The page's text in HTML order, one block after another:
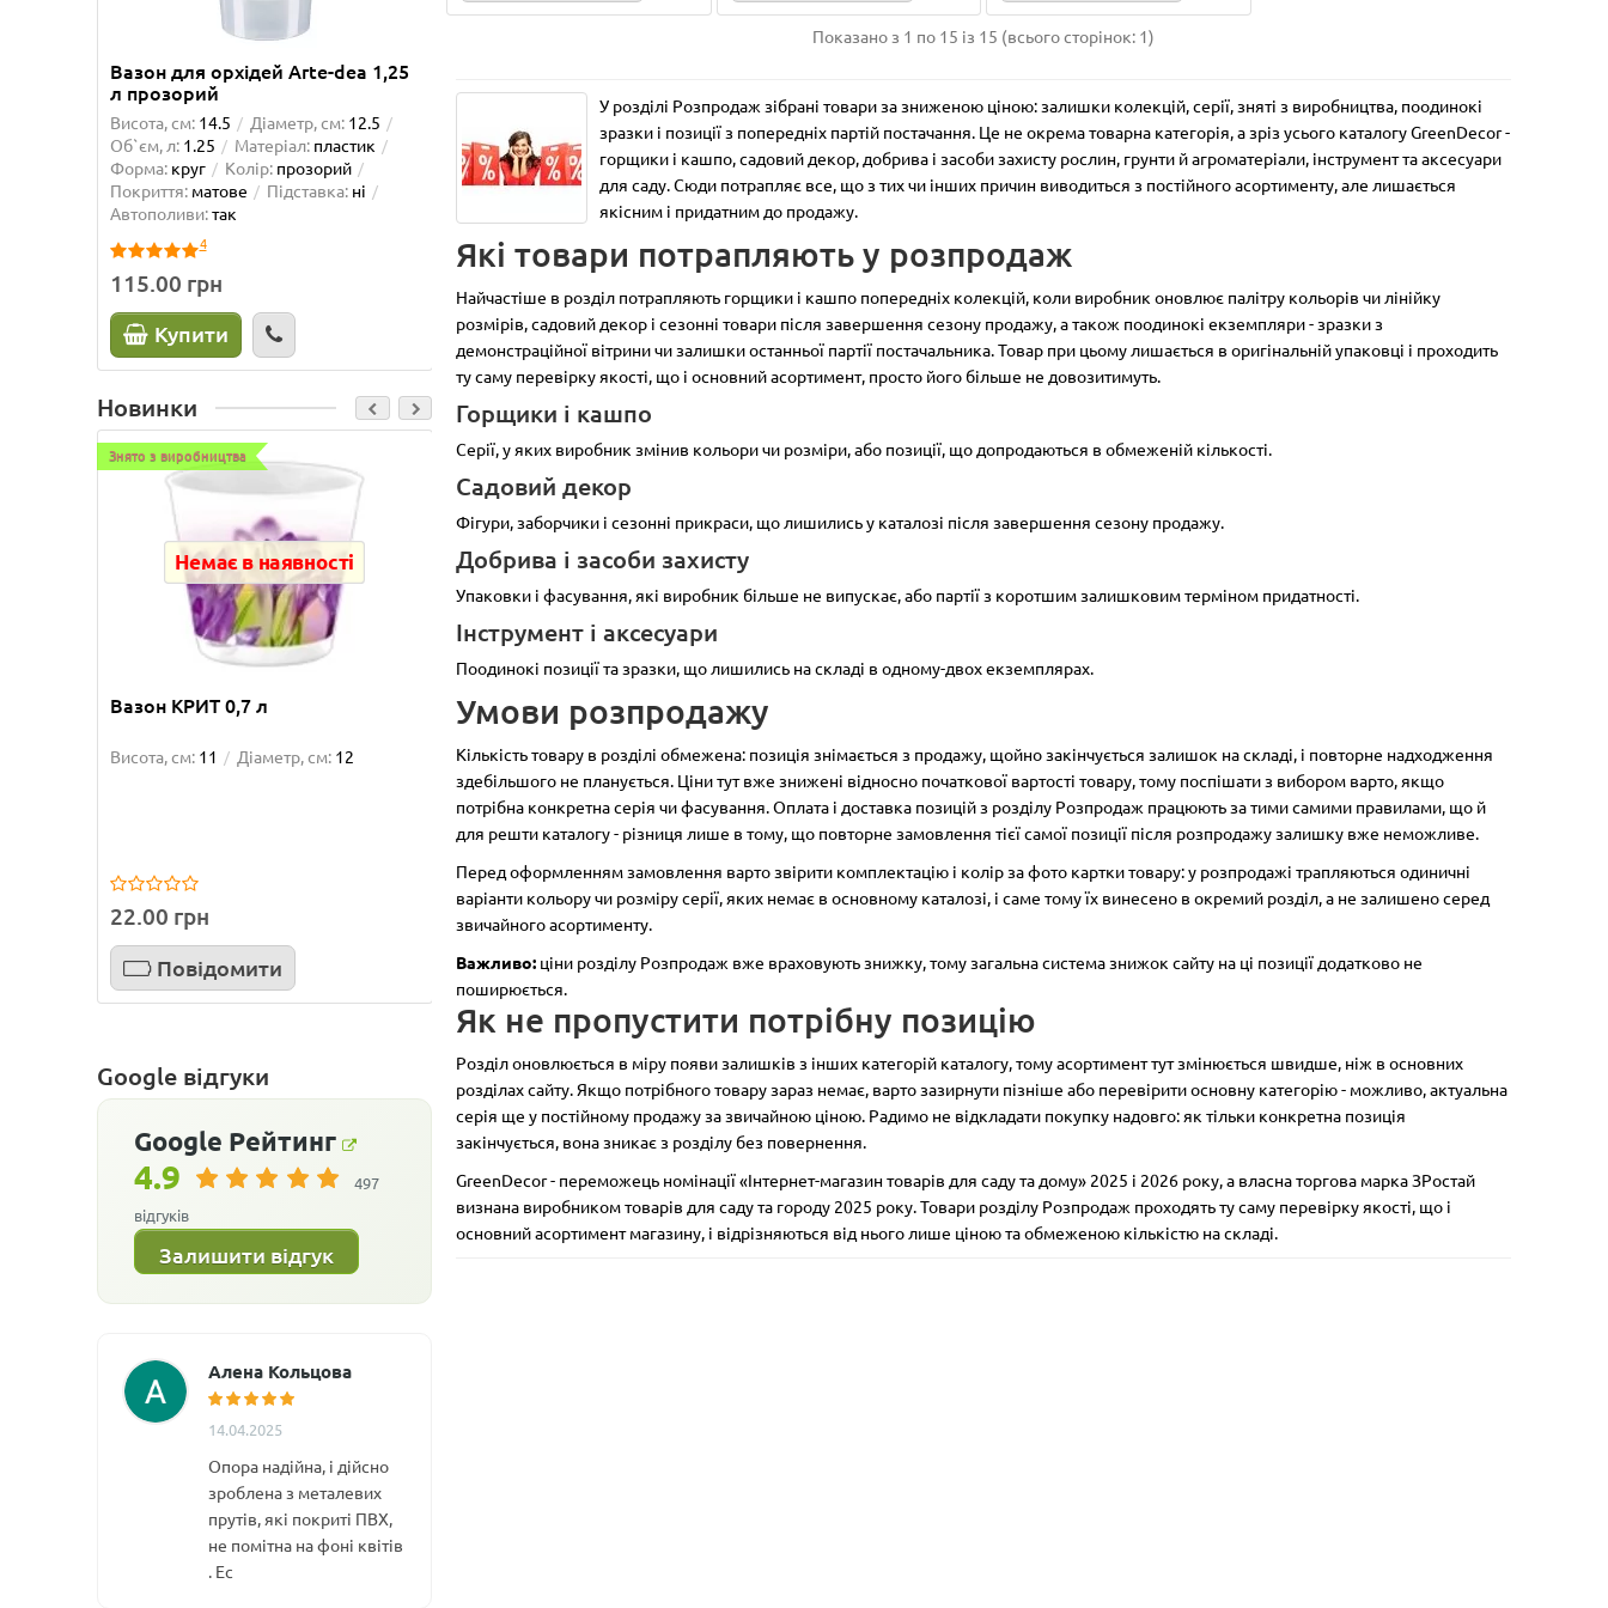
Вазон для орхідей Arte-dea 1,25
л прозорий
Висота, см: 14.5 Діаметр, см: 12.5
Об`єм, л: 1.25 Матеріал: пластик
Форма: круг Колір: прозорий
Покриття: матове Підставка: ні
Автополиви:так
4
115.00 грн
Купити
Діаметр, см:
17.5
Об`єм, л: 2.5 Матеріал: пластик
Форма:круг Колір:шаде
Покриття:
матове
Підставка: ні
Автополиви:
Купити
Висота, см: Ширина, см:
Довжина, см:1 Матеріал:пластик
Колір:сірий, чорний Тип:кілочки
4.00 грн
Купити
Висота, см:
0.5
Матеріал:бамбук Тип:опори
Купити
Новинки
Знято з виробництва
Немає в наявності
Вазон КРИТ 0,7 л
Висота, см: 11 Діаметр, см: 12
22.00 грн
Повідомити
Знято з виробництва
Немає в наявності
Вазон КРИТ 1,8 л
Висота, см:14 Діаметр, см:16
33.00 грн
Повідомити
Знято з виробництва
Висота, см: 18 Діаметр, см:20
1
50.00 грн
Повідомити
Знято з виробництва
2
99.00 грн
Повідомити
Google відгуки
Google Рейтинг
4.9
497
відгуків
Залишити відгук
Алена Кольцова
14.04.2025
Опора надійна, і дійсно
зроблена з металевих
прутів, які покриті ПВХ,
не помітна на фоні квітів
. Ес
Показано з 1 по 15 із 15 (всього сторінок: 1)
У розділі Розпродаж зібрані товари за зниженою ціною: залишки колекцій, серії, зняті з виробництва, поодинокі
зразки і позиції з попередніх партій постачання. Це не окрема товарна категорія, а зріз усього каталогу GreenDecor -
горщики і кашпо, садовий декор, добрива і засоби захисту рослин, грунти й агроматеріали, інструмент та аксесуари
для саду. Сюди потрапляє все, що з тих чи інших причин виводиться з постійного асортименту, але лишається
якісним і придатним до продажу.
Які товари потрапляють у розпродаж
Найчастіше в розділ потрапляють горщики і кашпо попередніх колекцій, коли виробник оновлює палітру кольорів чи лінійку
розмірів, садовий декор і сезонні товари після завершення сезону продажу, а також поодинокі екземпляри - зразки з
демонстраційної вітрини чи залишки останньої партії постачальника. Товар при цьому лишається в оригінальній упаковці і проходить
ту саму перевірку якості, що і основний асортимент, просто його більше не довозитимуть.
Горщики і кашпо
Серії, у яких виробник змінив кольори чи розміри, або позиції, що допродаються в обмеженій кількості.
Садовий декор
Фігури, заборчики і сезонні прикраси, що лишились у каталозі після завершення сезону продажу.
Добрива і засоби захисту
Упаковки і фасування, які виробник більше не випускає, або партії з коротшим залишковим терміном придатності.
Інструмент і аксесуари
Поодинокі позиції та зразки, що лишились на складі в одному-двох екземплярах.
Умови розпродажу
Кількість товару в розділі обмежена: позиція знімається з продажу, щойно закінчується залишок на складі, і повторне надходження
здебільшого не планується. Ціни тут вже знижені відносно початкової вартості товару, тому поспішати з вибором варто, якщо
потрібна конкретна серія чи фасування. Оплата і доставка позицій з розділу Розпродаж працюють за тими самими правилами, що й
для решти каталогу - різниця лише в тому, що повторне замовлення тієї самої позиції після розпродажу залишку вже неможливе.
Перед оформленням замовлення варто звірити комплектацію і колір за фото картки товару: у розпродажі трапляються одиничні
варіанти кольору чи розміру серії, яких немає в основному каталозі, і саме тому їх винесено в окремий розділ, а не залишено серед
звичайного асортименту.
Важливо: ціни розділу Розпродаж вже враховують знижку, тому загальна система знижок сайту на ці позиції додатково не
поширюється.
Як не пропустити потрібну позицію
Розділ оновлюється в міру появи залишків з інших категорій каталогу, тому асортимент тут змінюється швидше, ніж в основних
розділах сайту. Якщо потрібного товару зараз немає, варто зазирнути пізніше або перевірити основну категорію - можливо, актуальна
серія ще у постійному продажу за звичайною ціною. Радимо не відкладати покупку надовго: як тільки конкретна позиція
закінчується, вона зникає з розділу без повернення.
GreenDecor - переможець номінації «Інтернет-магазин товарів для саду та дому» 2025 і 2026 року, а власна торгова марка ЗРостай
визнана виробником товарів для саду та городу 2025 року. Товари розділу Розпродаж проходять ту саму перевірку якості, що і
основний асортимент магазину, і відрізняються від нього лише ціною та обмеженою кількістю на складі.